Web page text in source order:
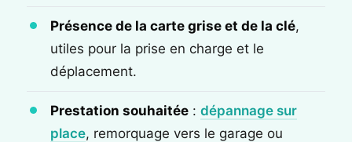
Présence de la carte grise et de la clé,
utiles pour la prise en charge et le
déplacement.
Prestation souhaitée : dépannage sur
place, remorquage vers le garage ou